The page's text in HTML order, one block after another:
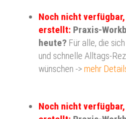
Noch nicht
erstellt: Praxis-
heute? Für alle, die
und schnelle Alltags-
wünschen ->mehr
Noch nicht